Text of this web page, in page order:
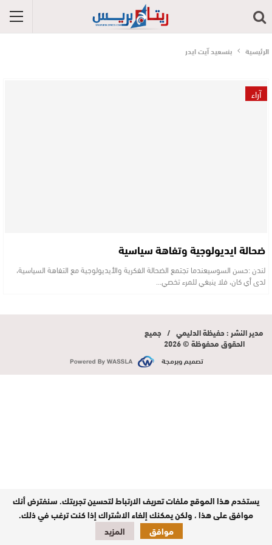
الرئيسية بنسعيد آيت ايدر
آراء
ضحالة ايديولوجية وتفاهة سياسية
لندن :حسن السوسيعندما تجتمع الضحالة الفكرية والأيديولوجية مع التفاهة السياسية،
لدى أي كان، فلا ينبغي للمرء تخصي…
مدير النشر : حفيظة الدليمي / جميع
الحقوق محفوظة © 2026
تصميم وبرمجة
يستخدم هذا الموقع ملفات تعريف الارتباط لتحسين تجربتك. سنفترض أنك
موافق على هذا ، ولكن يمكنك إلغاء الاشتراك إذا كنت ترغب في ذلك.
موافق
المزيد